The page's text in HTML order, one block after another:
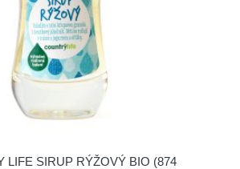
LIFE SIRUP RÝŽOVÝ BIO (874